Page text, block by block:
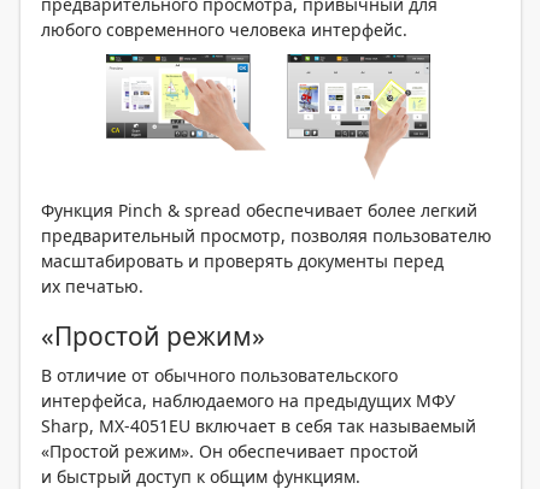
любого современного человека интерфейс.
Функция Pinch & spread обеспечивает более легкий
предварительный просмотр, позволяя пользователю
масштабировать и проверять документы перед
их печатью.
«Простой режим»
В отличие от обычного пользовательского
интерфейса, наблюдаемого на предыдущих МФУ
Sharp, MX-4051EU включает в себя так называемый
«Простой режим». Он обеспечивает простой
и быстрый доступ к общим функциям.